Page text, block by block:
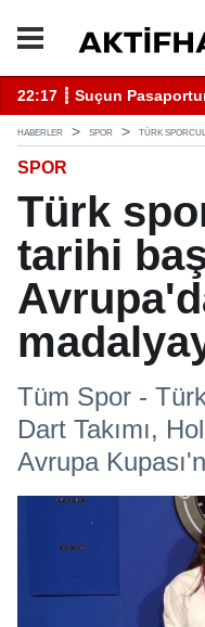
22:17 ┋ Suçun
HABERLER SPOR TÜRK
SPOR
Türk
tarihi
Tüm Spor -
Dart Takımı,
Avrupa